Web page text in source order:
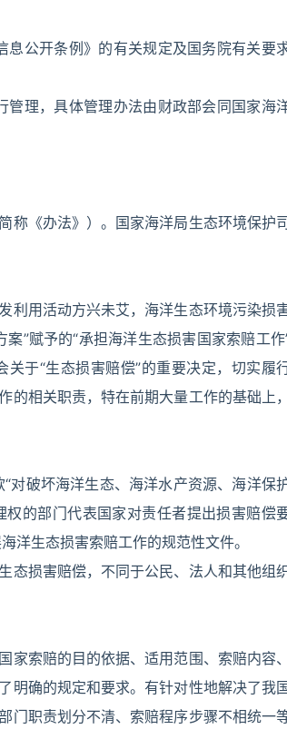
公开条例》的有关规定及国务院有关要
理，具体管理办法由财政部会同国家海
称《办法》）。国家海洋局生态环境保护
利用活动方兴未艾，海洋生态环境污染损
”赋予的“承担海洋生态损害国家索赔工作
于“生态损害赔偿”的重要决定，切实履
的相关职责，特在前期大量工作的基础上
对破坏海洋生态、海洋水产资源、海洋保
的部门代表国家对责任者提出损害赔偿
洋生态损害索赔工作的规范性文件。
态损害赔偿，不同于公民、法人和其他组
家索赔的目的依据、适用范围、索赔内容
明确的规定和要求。有针对性地解决了我
门职责划分不清、索赔程序步骤不相统一